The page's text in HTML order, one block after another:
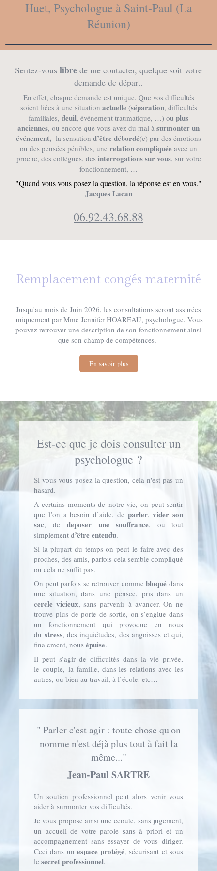
Huet, Psychologue à Saint-Paul (La
Réunion)
Sentez-vous libre de me contacter, quelque soit votre
demande de départ.
En effet, chaque demande est unique. Que vos difficultés
soient liées à une situation actuelle (séparation, difficultés
familiales, deuil, événement traumatique, …) ou plus
anciennes, ou encore que vous avez du mal à surmonter un
événement, la sensation d’être débordé(e) par des émotions
ou des pensées pénibles, une relation compliquée avec un
proche, des collègues, des interrogations sur vous, sur votre
fonctionnement, …
"Quand vous vous posez la question, la réponse est en vous."
Jacques Lacan
06.92.43.68.88
Remplacement congés maternité
Jusqu'au mois de Juin 2026, les consultations seront assurées
uniquement par Mme Jennifer HOAREAU, psychologue. Vous
pouvez retrouver une description de son fonctionnement ainsi
que son champ de compétences.
En savoir plus
Est-ce que je dois consulter un
psychologue ?
Si vous vous posez la question, cela n'est pas un
hasard.
A certains moments de notre vie, on peut sentir
que l’on a besoin d’aide, de parler,vider son
sac, de déposer une souffrance, ou tout
simplement d’être entendu.
Si la plupart du temps on peut le faire avec des
proches, des amis, parfois cela semble compliqué
ou cela ne suffit pas.
On peut parfois se retrouver commebloqué dans
une situation, dans une pensée, pris dans un
cercle vicieux, sans parvenir à avancer. On ne
trouve plus de porte de sortie, on s’englue dans
un fonctionnement qui provoque en nous
dustress, des inquiétudes, des angoisses et qui,
finalement, nous épuise.
Il peut s’agir de difficultés dans la vie privée,
le couple, la famille, dans les relations avec les
autres, ou bien au travail, à l’école, etc…
" Parler c'est agir : toute chose qu'on
nomme n'est déjà plus tout à fait la
même..."
Jean-Paul SARTRE
Un soutien professionnel peut alors venir vous
aider à surmonter vos difficultés.
Je vous propose ainsi une écoute, sans jugement,
un accueil de votre parole sans à priori et un
accompagnement sans essayer de vous diriger.
Ceci dans un espace protégé, sécurisant et sous
le secret professionnel.